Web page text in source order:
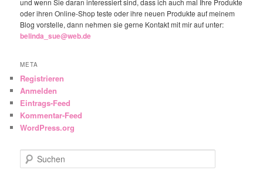
und wenn Sie daran interessiert sind, dass ich auch mal Ihre Produkte
oder ihren Online-Shop teste oder ihre neuen Produkte auf meinem
Blog vorstelle, dann nehmen sie gerne Kontakt mit mir auf unter:
belinda_sue@web.de
META
Registrieren
Anmelden
Eintrags-Feed
Kommentar-Feed
WordPress.org
Suchen